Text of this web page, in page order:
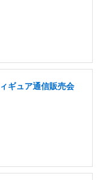
ギュア通信販売会